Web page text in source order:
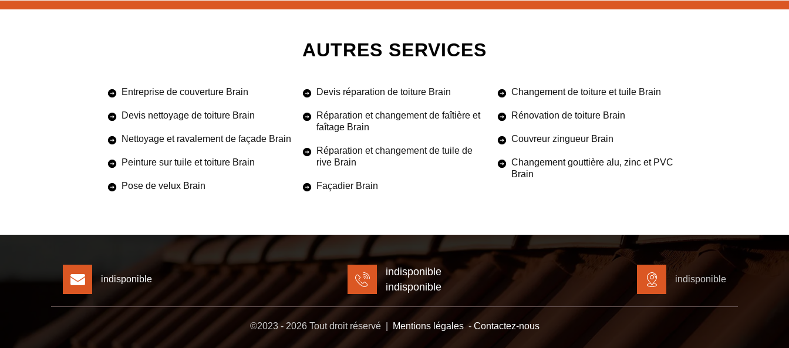
AUTRES SERVICES
Entreprise de couverture Brain
Devis nettoyage de toiture Brain
Nettoyage et ravalement de façade Brain
Peinture sur tuile et toiture Brain
Pose de velux Brain
Devis réparation de toiture Brain
Réparation et changement de faîtière et
faîtage Brain
Réparation et changement de tuile de
rive Brain
Façadier Brain
Changement de toiture et tuile Brain
Rénovation de toiture Brain
Couvreur zingueur Brain
Changement gouttière alu, zinc et PVC
Brain
indisponible
indisponible
indisponible
indisponible
©2023 - 2026 Tout droit réservé | Mentions légales- Contactez-nous